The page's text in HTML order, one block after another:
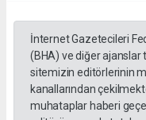
İnternet Gazetecileri
(BHA) ve diğer ajanslar
sitemizin editörlerinin
kanallarından
muhataplar haberi